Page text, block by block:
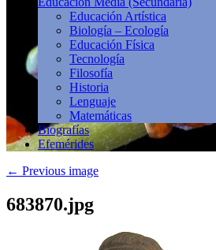
Educación Artística
Biología – Ecología
Educación Física
Tecnología
Filosofía
Historia
Lenguaje
Matemáticas
Biografías
Efemérides
← Previous image
683870.jpg